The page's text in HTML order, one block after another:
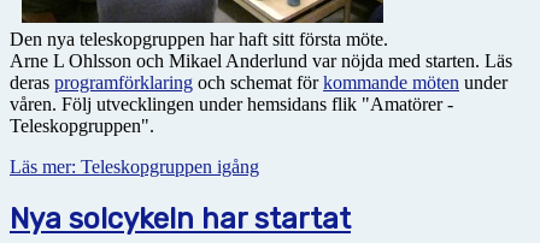
Den nya teleskopgruppen har haft sitt första möte.
Arne L Ohlsson och Mikael Anderlund var nöjda med starten. Läs
deras programförklaring och schemat förkommande möten under
våren. Följ utvecklingen under hemsidans flik "Amatörer -
Teleskopgruppen".
Läs mer: Teleskopgruppen igång
Nya solcykeln har startat